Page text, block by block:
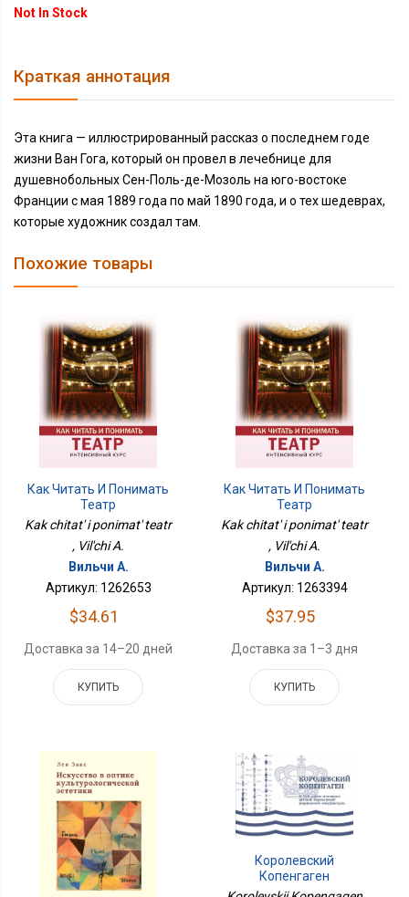
Not In Stock
Краткая аннотация
Эта книга — иллюстрированный рассказ о последнем годе
жизни Ван Гога, который он провел в лечебнице для
душевнобольных Сен-Поль-де-Мозоль на юго-востоке
Франции с мая 1889 года по май 1890 года, и о тех шедеврах,
которые художник создал там.
Похожие товары
Как Читать И Понимать
Театр
Kak chitat' i ponimat' teatr
, Vil'chi A.
Вильчи А.
Артикул: 1262653
$34.61
Доставка за 14–20 дней
КУПИТЬ
Как Читать И Понимать
Театр
Kak chitat' i ponimat' teatr
, Vil'chi A.
Вильчи А.
Артикул: 1263394
$37.95
Доставка за 1–3 дня
КУПИТЬ
Королевский
Копенгаген